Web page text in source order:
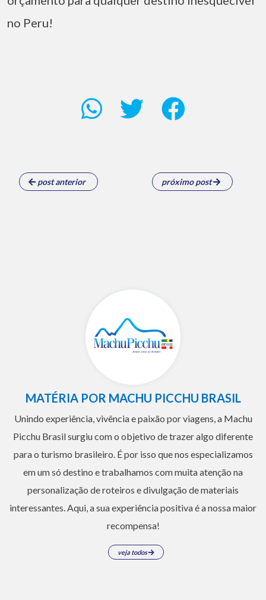
no Peru!
post anterior próximo post
MATÉRIA POR MACHU PICCHU BRASIL
Unindo experiência, vivência e paixão por viagens, a Machu
Picchu Brasil surgiu com o objetivo de trazer algo diferente
para o turismo brasileiro. É por isso que nos especializamos
em um só destino e trabalhamos com muita atenção na
personalização de roteiros e divulgação de materiais
interessantes. Aqui, a sua experiência positiva é a nossa maior
recompensa!
veja todos